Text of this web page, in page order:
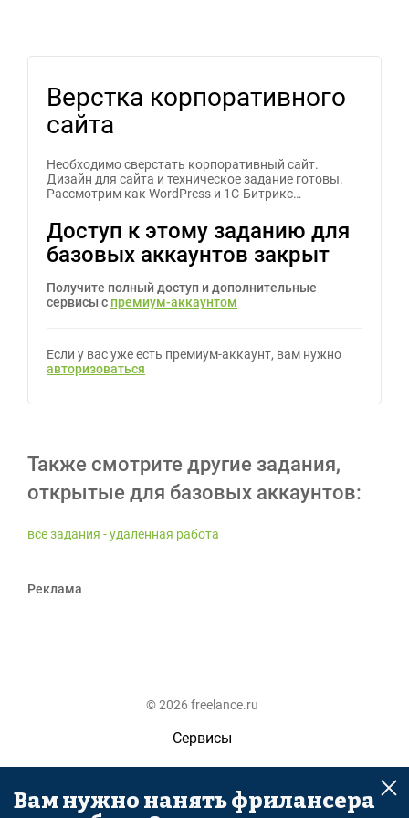
Верстка корпоративного
сайта
Необходимо сверстать корпоративный сайт.
Дизайн для сайта и техническое задание готовы.
Рассмотрим как WordPress и 1С-Битрикс…
Доступ к этому заданию для
базовых аккаунтов закрыт
Получите полный доступ и дополнительные
сервисы с премиум-аккаунтом
Если у вас уже есть премиум-аккаунт, вам нужно
авторизоваться
Также смотрите другие задания,
открытые для базовых аккаунтов:
все задания - удаленная работа
Реклама
© 2026 freelance.ru
Сервисы
Помощь
Поиск
Вам нужно нанять фрилансера